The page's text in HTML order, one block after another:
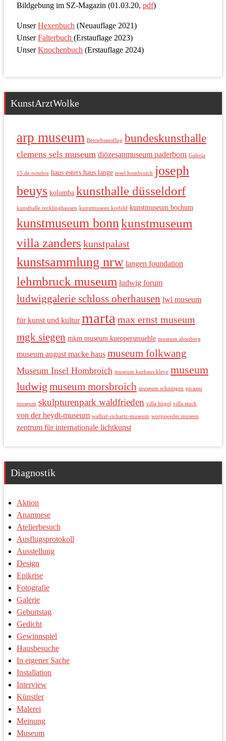
Bildgebung im SZ-Magazin (01.03.20, pdf)
UnserHexenbuch (Neuauflage 2021)
UnserFalterbuch (Erstauflage 2023)
UnserKnochenbuch (Erstauflage 2024)
KunstArztWolke
arp museum Betriebsausflug bundeskunsthalle
clemens sels museum diözesanmuseum paderborn Galería
15 de octubre haus esters haus lange insel hombroich joseph
beuys kolumba kunsthalle düsseldorf
kunsthalle recklinghausen kunstmuseen krefeld kunstmuseum bochum
kunstmuseum bonnkunstmuseum
villa zanders kunstpalast
kunstsammlung nrw langen foundation
lehmbruck museum ludwig forum
ludwiggalerie schloss oberhausen lwl museum
für kunst und kultur marta max ernst museum
mgk siegen mkm museum kueppersmuehle museum abteiberg
museum august macke haus museum folkwang
Museum Insel Hombroich museum kurhaus kleve museum
ludwig museum morsbroich museum schnütgen picasso
museum skulpturenpark waldfrieden villa hügel villa stuck
von der heydt-museum wallraf-richartz-museum worpsweder museen
zentrum für internationale lichtkunst
Diagnostik
Aktion
Anamnese
Atelierbesuch
Ausflugsprotokoll
Ausstellung
Design
Epikrise
Fotografie
Galerie
Geburtstag
Gedicht
Gewinnspiel
Hausbesuche
In eigener Sache
Installation
Interview
Künstler
Malerei
Meinung
Museum